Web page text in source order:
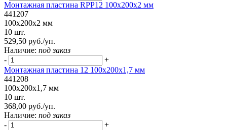
Монтажная пластина RPP12 100x200x2 мм
441207
100x200x2 мм
10 шт.
529,50 руб./уп.
Наличие: под заказ
-
+
Монтажная пластина 12 100x200x1,7 мм
441208
100x200x1,7 мм
10 шт.
368,00 руб./уп.
Наличие: под заказ
-
+